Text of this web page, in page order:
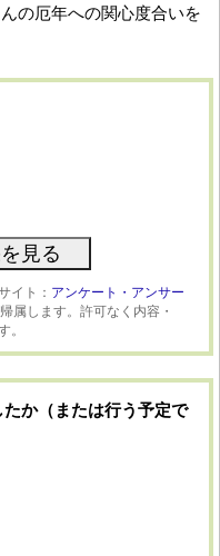
の厄年への関心度合いを
イト： アンケート・アンサー
属します。許可なく内容・
。
か（または行う予定で